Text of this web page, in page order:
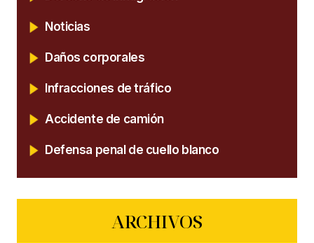
Noticias
Daños corporales
Infracciones de tráfico
Accidente de camión
Defensa penal de cuello blanco
ARCHIVOS